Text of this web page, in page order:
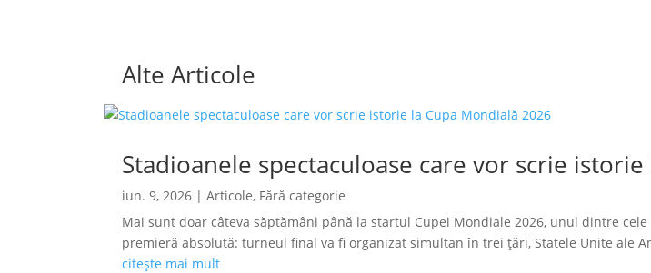
Alte Articole
Stadioanele spectaculoase care vor scrie
iun. 9, 2026 |Articole, Fără categorie
Mai sunt doar câteva săptămâni până la startul Cupei Mondiale 2026, unul dintre
premieră absolută: turneul final va fi organizat simultan în trei țări, Statele Unite ale
citește mai mult